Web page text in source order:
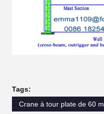
Tags:
Crane à tour plate de 60 m